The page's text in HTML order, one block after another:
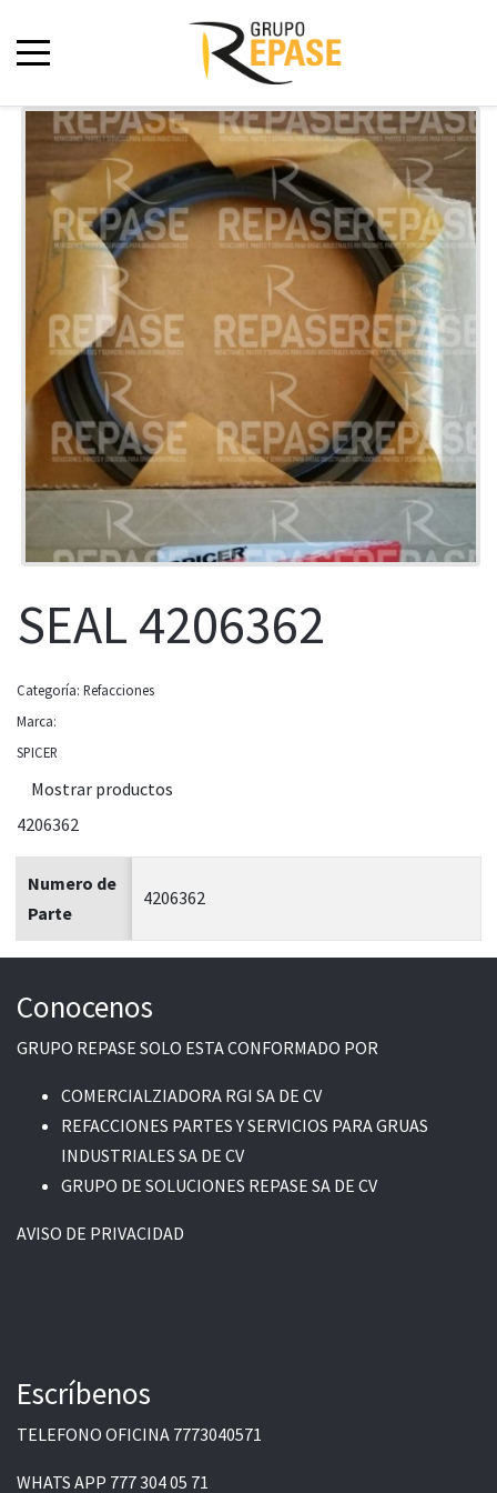
SEAL 4206362
Categoría: Refacciones
Marca:
SPICER
Mostrar productos
4206362
Numero de
Parte
4206362
Conocenos
GRUPO REPASE SOLO ESTA CONFORMADO POR
COMERCIALZIADORA RGI SA DE CV
REFACCIONES PARTES Y SERVICIOS PARA GRUAS
INDUSTRIALES SA DE CV
GRUPO DE SOLUCIONES REPASE SA DE CV
AVISO DE PRIVACIDAD
Escríbenos
TELEFONO OFICINA 7773040571
WHATS APP 777 304 05 71